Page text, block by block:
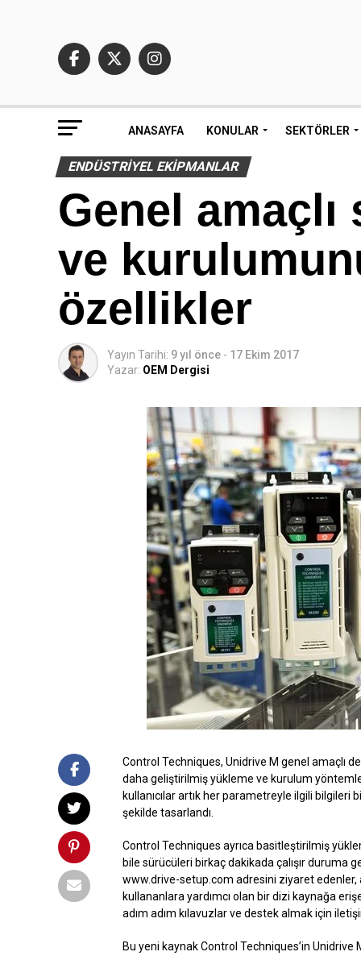
ANASAYFA KONULAR SEKTÖRLER
ENDÜSTRIYEL EKIPMANLAR
Genel
ve
özellikler
Yayın Tarihi: 9 yıl önce - 17 Ekim 2017
Yazar: OEM Dergisi
Control Techniques, Unidrive M genel amaçlı
daha geliştirilmiş yükleme ve kurulum
kullanıcılar artık her parametreyle ilgili
şekilde tasarlandı.
Control Techniques ayrıca basitleştirilmiş
bile sürücüleri birkaç dakikada çalışır duruma
www.drive-setup.com adresini ziyaret edenler,
kullananlara yardımcı olan bir dizi kaynağa
adım adım kılavuzlar ve destek almak için
Bu yeni kaynak Control Techniques’in Unidrive